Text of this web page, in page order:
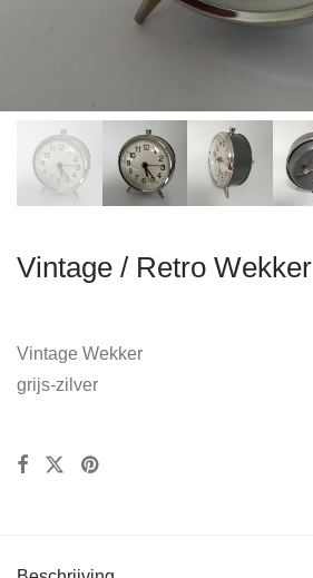
Vintage / Retro Wekker
Vintage Wekker
grijs-zilver